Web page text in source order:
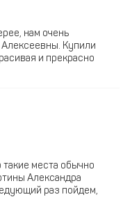
нам очень
Алексеевны. Купили
и прекрасно
места обычно
Александра
раз пойдем,